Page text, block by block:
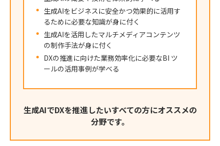
生成AIをビジネスに安全かつ効果的に活用す
るために必要な知識が身に付く
生成AIを活用したマルチメディアコンテンツ
の制作手法が身に付く
DXの推進に向けた業務効率化に必要なBI ツ
ールの活用事例が学べる
生成AIでDXを推進したいすべての方にオススメの
分野です。